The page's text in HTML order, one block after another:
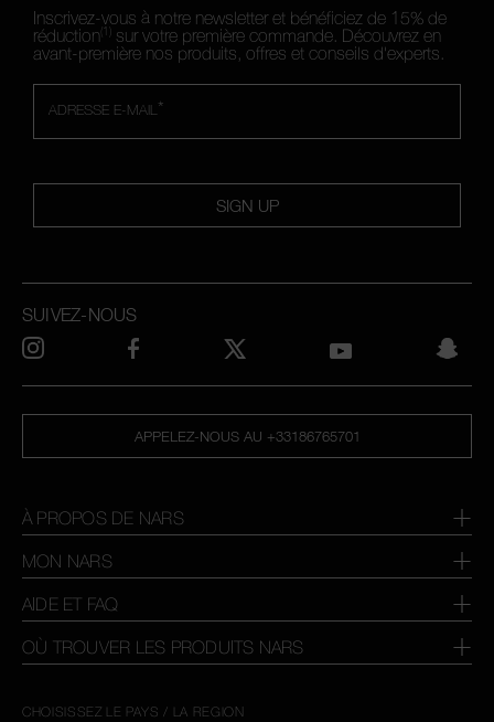
Inscrivez-vous à notre newsletter et bénéficiez de 15% de
réduction (1) sur votre première commande. Découvrez en
avant-première nos produits, offres et conseils d'experts.
*
ADRESSE E-MAIL
SIGN UP
APPELEZ-NOUS AU +33186765701
À PROPOS DE NARS
MON NARS
AIDE ET FAQ
OÙ TROUVER LES PRODUITS NARS
SUIVEZ-NOUS
CHOISISSEZ LE PAYS / LA REGION